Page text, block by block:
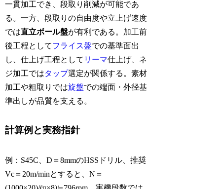
一貫加工でき、段取り削減が可能であ
る。一方、段取りの自由度や立上げ速度
では直立ボール盤が有利である。加工前
後工程としてフライス盤での基準面出
し、仕上げ工程として リーマ仕上げ、ネ
ジ加工ではタップ選定が関係する。素材
加工や粗取りでは旋盤での端面・外径基
準出しが品質を支える。
計算例と実務指針
例：S45C、D＝8mmのHSSドリル、推奨
Vc＝20m/minとすると、N＝